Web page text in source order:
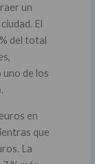
un
El
del total
de los
en
que
La